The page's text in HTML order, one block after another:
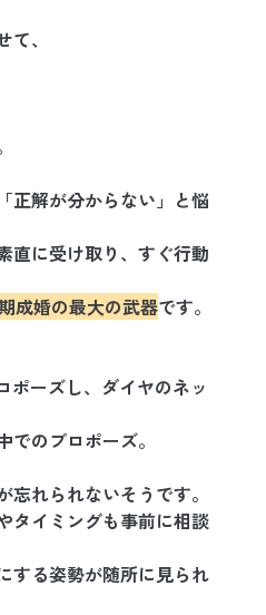
、
正解が分からない」と悩
直に受け取り、すぐ行動
成婚の最大の武器です。
ポーズし、ダイヤのネッ
でのプロポーズ。
れられないそうです。
タイミングも事前に相談
する姿勢が随所に見られ